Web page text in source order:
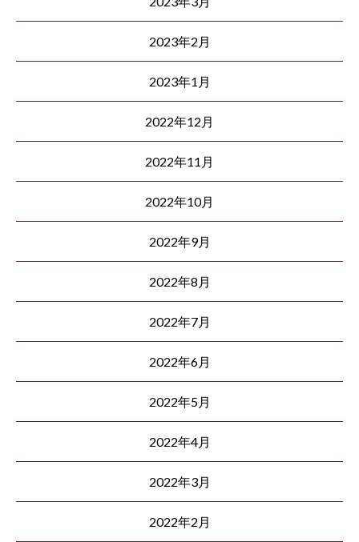
2023年2月
2023年1月
2022年12月
2022年11月
2022年10月
2022年9月
2022年8月
2022年7月
2022年6月
2022年5月
2022年4月
2022年3月
2022年2月